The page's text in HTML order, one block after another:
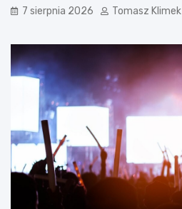
7 sierpnia 2026 Tomasz Klimek